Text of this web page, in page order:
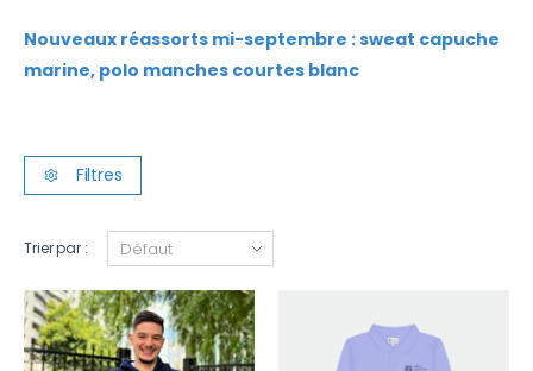
Nouveaux réassorts mi-septembre : sweat capuche
marine, polo manches courtes blanc
Filtres
Trier par :